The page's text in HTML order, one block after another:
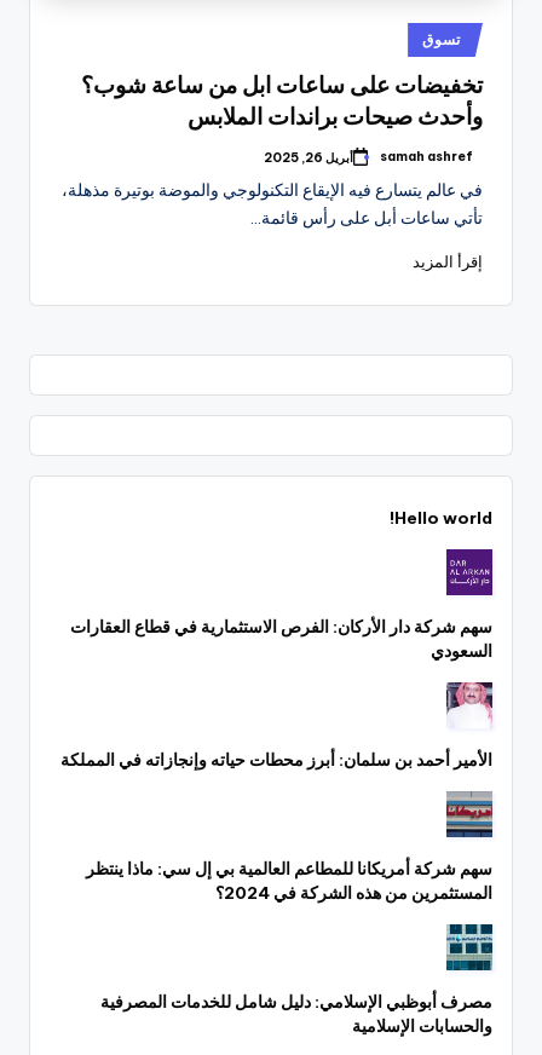
نُشر
في
تسوق
تخفيضات على ساعات ابل من ساعة شوب؟
وأحدث صيحات براندات الملابس
تمّ
بواسطة
samah ashref أبريل 26, 2025
في عالم يتسارع فيه الإيقاع التكنولوجي والموضة بوتيرة مذهلة،
تأتي ساعات أبل على رأس قائمة…
إقرأ المزيد
Hello world!
سهم شركة دار الأركان: الفرص الاستثمارية في قطاع العقارات
السعودي
الأمير أحمد بن سلمان: أبرز محطات حياته وإنجازاته في المملكة
سهم شركة أمريكانا للمطاعم العالمية بي إل سي: ماذا ينتظر
المستثمرين من هذه الشركة في 2024؟
مصرف أبوظبي الإسلامي: دليل شامل للخدمات المصرفية
والحسابات الإسلامية